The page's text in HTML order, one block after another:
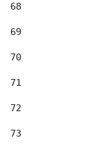
68
69
70
71
72
73